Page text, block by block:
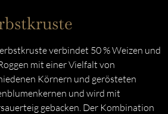
verbindet 50 % Weizen und
mit einer Vielfalt von
Körnern und gerösteten
und wird mit
gebacken. Der Kombination